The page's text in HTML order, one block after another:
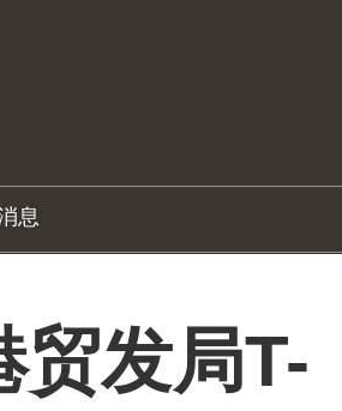
息
贸发局T-